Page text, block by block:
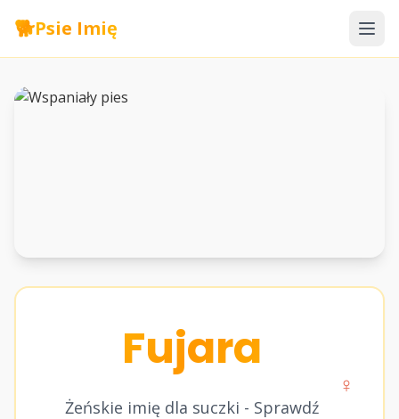
🐕Psie Imię
Fujara
Żeńskie imię dla suczki - Sprawdź
♀